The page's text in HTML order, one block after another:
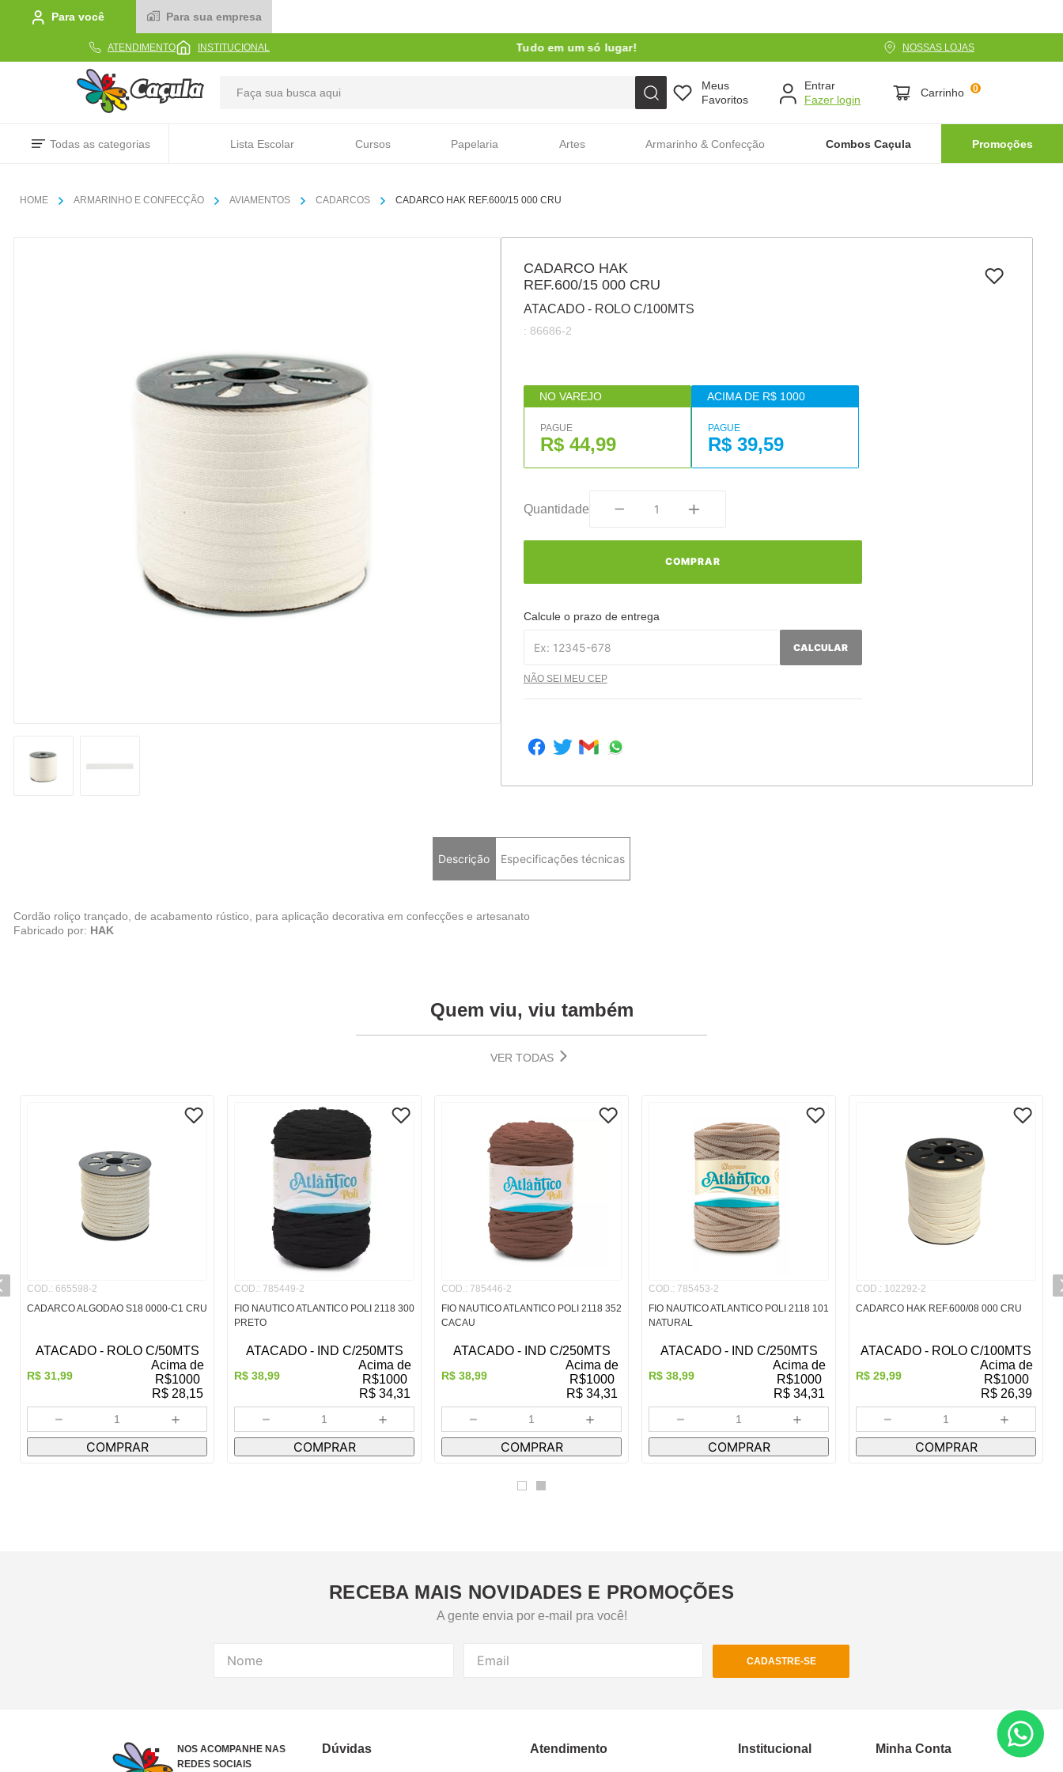
Para você Para sua empresa
ATENDIMENTO INSTITUCIONAL Tudo em um só lugar! NOSSAS LOJAS
Meus
Favoritos
Entrar
Carrinho 0
Todas as categorias Lista Escolar Cursos Papelaria Artes Armarinho & Confecção Combos Caçula Promoções
ARMARINHO E CONFECÇÃO AVIAMENTOS CADARCOS CADARCO HAK REF.600/15 000 CRU
CADARCO HAK
REF.600/15 000 CRU
ATACADO - ROLO C/100MTS
: 86686-2
NO VAREJO
PAGUE
R$ 44,99
ACIMA DE R$ 1000
PAGUE
R$ 39,59
Quantidade
COMPRAR
Calcule o prazo de entrega
CALCULAR
NÃO SEI MEU CEP
Descrição Especificações técnicas
Cordão roliço trançado, de acabamento rústico, para aplicação decorativa em confecções e artesanato
Fabricado por: HAK
Quem viu, viu também
VER TODAS
COD.: 665598-2
CADARCO ALGODAO S18 0000-C1 CRU
ATACADO - ROLO C/50MTS
R$ 31,99
Acima de
R$1000
R$ 28,15
＋
－
COMPRAR
COD.: 785449-2
FIO NAUTICO ATLANTICO POLI 2118 300
PRETO
ATACADO - IND C/250MTS
R$ 38,99
Acima de
R$1000
R$ 34,31
＋
－
COMPRAR
COD.: 785446-2
FIO NAUTICO ATLANTICO POLI 2118 352
CACAU
ATACADO - IND C/250MTS
R$ 38,99
Acima de
R$1000
R$ 34,31
＋
－
COMPRAR
COD.: 785453-2
FIO NAUTICO ATLANTICO POLI 2118 101
NATURAL
ATACADO - IND C/250MTS
R$ 38,99
Acima de
R$1000
R$ 34,31
＋
－
COMPRAR
COD.: 102292-2
CADARCO HAK REF.600/08 000 CRU
ATACADO - ROLO C/100MTS
R$ 29,99
Acima de
R$1000
R$ 26,39
＋
－
COMPRAR
RECEBA MAIS NOVIDADES E PROMOÇÕES
A gente envia por e-mail pra você!
CADASTRE-SE
NOS ACOMPANHE NAS
REDES SOCIAIS
Dúvidas Atendimento Institucional Minha Conta
TERMOS MAIS BUSCADOS
linha
cola
barbante
fita